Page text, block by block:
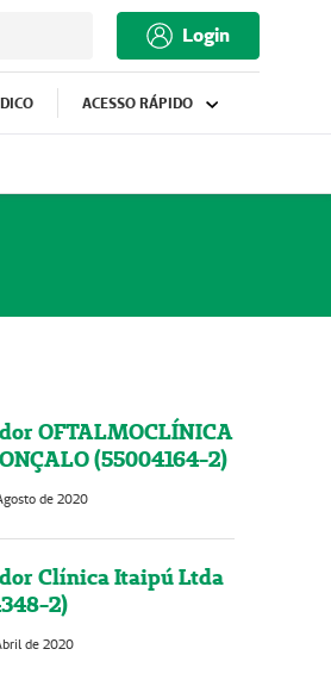
Login
ACESSO RÁPIDO
OFTALMOCLÍNICA
(55004164-2)
de 2020
Clínica Itaipú Ltda
2)
de 2020